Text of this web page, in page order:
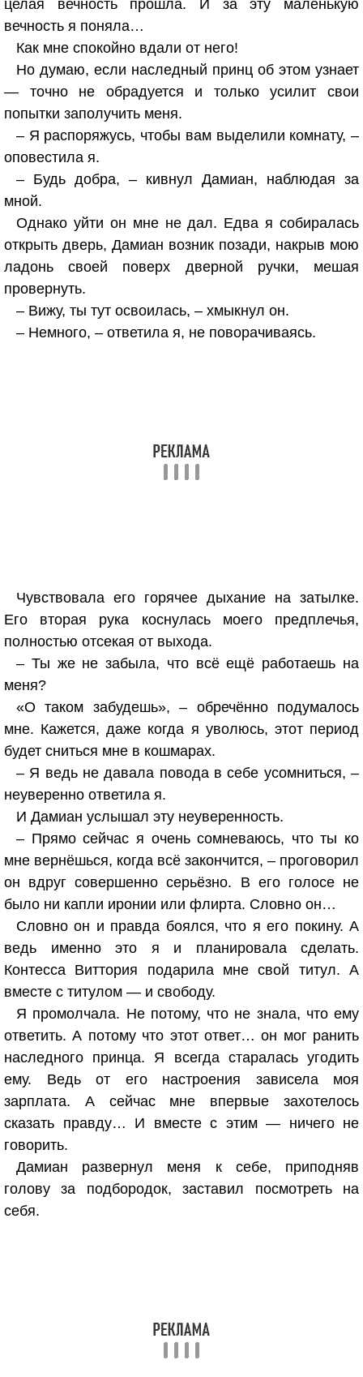
целая вечность прошла. И за эту маленькую
вечность я поняла…
Как мне спокойно вдали от него!
Но думаю, если наследный принц об этом узнает
— точно не обрадуется и только усилит свои
попытки заполучить меня.
– Я распоряжусь, чтобы вам выделили комнату, –
оповестила я.
– Будь добра, – кивнул Дамиан, наблюдая за
мной.
Однако уйти он мне не дал. Едва я собиралась
открыть дверь, Дамиан возник позади, накрыв мою
ладонь своей поверх дверной ручки, мешая
провернуть.
– Вижу, ты тут освоилась, – хмыкнул он.
– Немного, – ответила я, не поворачиваясь.
Чувствовала его горячее дыхание на затылке.
Его вторая рука коснулась моего предплечья,
полностью отсекая от выхода.
– Ты же не забыла, что всё ещё работаешь на
меня?
«О таком забудешь», – обречённо подумалось
мне. Кажется, даже когда я уволюсь, этот период
будет сниться мне в кошмарах.
– Я ведь не давала повода в себе усомниться, –
неуверенно ответила я.
И Дамиан услышал эту неуверенность.
– Прямо сейчас я очень сомневаюсь, что ты ко
мне вернёшься, когда всё закончится, – проговорил
он вдруг совершенно серьёзно. В его голосе не
было ни капли иронии или флирта. Словно он…
Словно он и правда боялся, что я его покину. А
ведь именно это я и планировала сделать.
Контесса Виттория подарила мне свой титул. А
вместе с титулом — и свободу.
Я промолчала. Не потому, что не знала, что ему
ответить. А потому что этот ответ… он мог ранить
наследного принца. Я всегда старалась угодить
ему. Ведь от его настроения зависела моя
зарплата. А сейчас мне впервые захотелось
сказать правду… И вместе с этим — ничего не
говорить.
Дамиан развернул меня к себе, приподняв
голову за подбородок, заставил посмотреть на
себя.